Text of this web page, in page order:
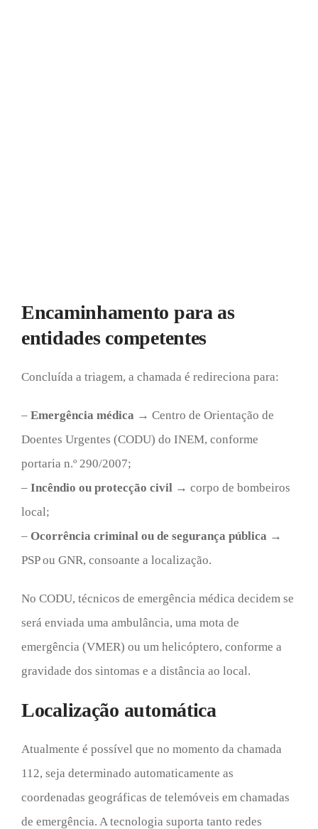
Encaminhamento para as
entidades competentes
Concluída a triagem, a chamada é redireciona para:
– Emergência médica → Centro de Orientação de
Doentes Urgentes (CODU) do INEM, conforme
portaria n.º 290/2007;
– Incêndio ou protecção civil → corpo de bombeiros
local;
– Ocorrência criminal ou de segurança pública →
PSP ou GNR, consoante a localização.
No CODU, técnicos de emergência médica decidem se
será enviada uma ambulância, uma mota de
emergência (VMER) ou um helicóptero, conforme a
gravidade dos sintomas e a distância ao local.
Localização automática
Atualmente é possível que no momento da chamada
112, seja determinado automaticamente as
coordenadas geográficas de telemóveis em chamadas
de emergência. A tecnologia suporta tanto redes